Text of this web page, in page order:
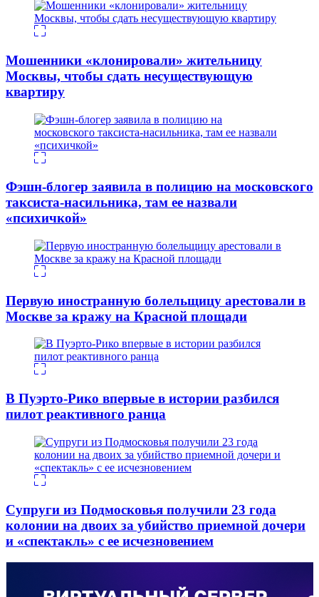
Мошенники «клонировали» жительницу
Москвы, чтобы сдать несуществующую
квартиру
Фэшн-блогер заявила в полицию на московского
таксиста-насильника, там ее назвали
«психичкой»
Первую иностранную болельщицу арестовали в
Москве за кражу на Красной площади
В Пуэрто-Рико впервые в истории разбился
пилот реактивного ранца
Супруги из Подмосковья получили 23 года
колонии на двоих за убийство приемной дочери
и «спектакль» с ее исчезновением